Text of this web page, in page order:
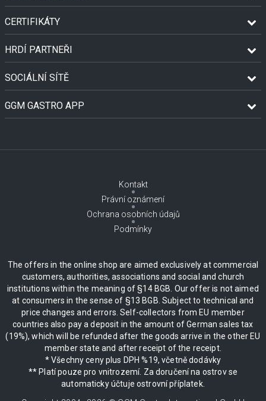
CERTIFIKÁTY
HRDÍ PARTNEŘI
SOCIÁLNÍ SÍTĚ
GGM GASTRO APP
Kontakt
Právní oznámení
Ochrana osobních údajů
Podmínky
The offers in the online shop are aimed exclusively at commercial
customers, authorities, associations and social and church
institutions within the meaning of §14 BGB. Our offer is not aimed
at consumers in the sense of §13 BGB. Subject to technical and
price changes and errors. Self-collectors from EU member
countries also pay a deposit in the amount of German sales tax
(19%), which will be refunded after the goods arrive in the other EU
member state and after receipt of the receipt.
* Všechny ceny plus DPH %19, včetně dodávky
** Platí pouze pro vnitrozemí. Za doručení na ostrov se
automaticky účtuje ostrovní příplatek.